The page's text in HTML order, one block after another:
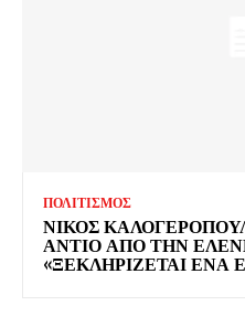
ΠΟΛΙΤΙΣΜΟΣ
ΝΙΚΟΣ
ΑΝΤΙΟ ΑΠΟ ΤΗΝ
«ΞΕΚΛΗΡΙΖΕΤΑΙ ΕΝΑ